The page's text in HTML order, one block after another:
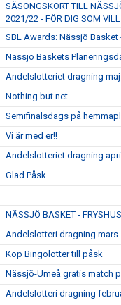
SÄSONGSKORT TILL
2021/22 - FÖR DIG SOM
SBL Awards: Nässjö Basket
Nässjö Baskets
Andelslotteriet dragning maj
Nothing but net
Semifinalsdags på
Vi är med er!!
Andelslotteriet dragning
Glad Påsk
NÄSSJÖ BASKET -
Andelslotteri dragning mars
Köp Bingolotter till påsk
Nässjö-Umeå gratis match
Andelslotteri dragning